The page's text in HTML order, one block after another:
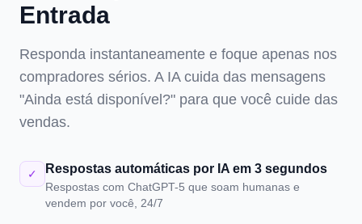
Entrada
Responda instantaneamente e foque apenas nos
compradores sérios. A IA cuida das mensagens
"Ainda está disponível?" para que você cuide das
vendas.
✓ Respostas automáticas por IA em 3 segundos
Respostas com ChatGPT-5 que soam humanas e
vendem por você, 24/7